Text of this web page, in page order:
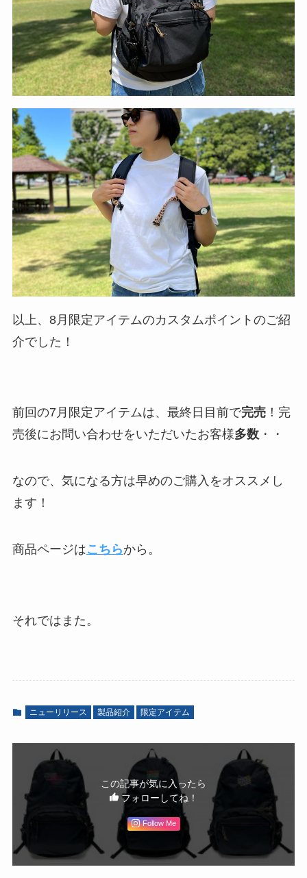
以上、8月限定アイテムのカスタムポイントのご紹
介でした！
前回の7月限定アイテムは、最終日目前で完売！完
売後にお問い合わせをいただいたお客様多数・・
なので、気になる方は早めのご購入をオススメし
ます！
商品ページはこちらから。
それではまた。
ニューリリース 製品紹介 限定アイテム
この記事が気に入ったら
フォローしてね！
Follow Me